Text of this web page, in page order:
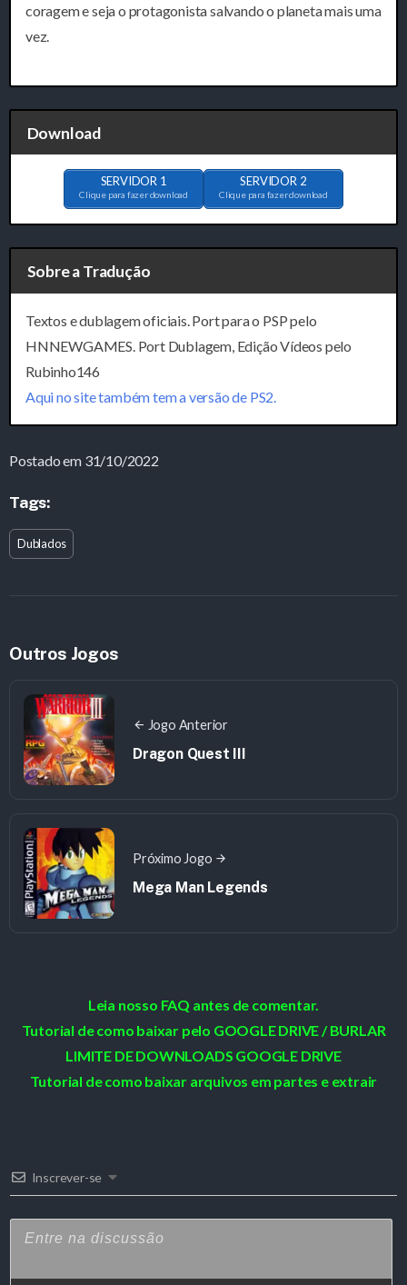
coragem e seja o protagonista salvando o planeta mais uma
vez.
Download
SERVIDOR 1
Clique para fazer download
SERVIDOR 2
Clique para fazer download
Sobre a Tradução
Textos e dublagem oficiais. Port para o PSP pelo
HNNEWGAMES. Port Dublagem, Edição Vídeos pelo
Rubinho146
Aqui no site também tem a versão de PS2.
Postado em 31/10/2022
Tags:
Dublados
Outros Jogos
Jogo Anterior
Dragon Quest III
Próximo Jogo
Mega Man Legends
Leia nosso FAQ antes de comentar.
Tutorial de como baixar pelo GOOGLE DRIVE / BURLAR
LIMITE DE DOWNLOADS GOOGLE DRIVE
Tutorial de como baixar arquivos em partes e extrair
Inscrever-se